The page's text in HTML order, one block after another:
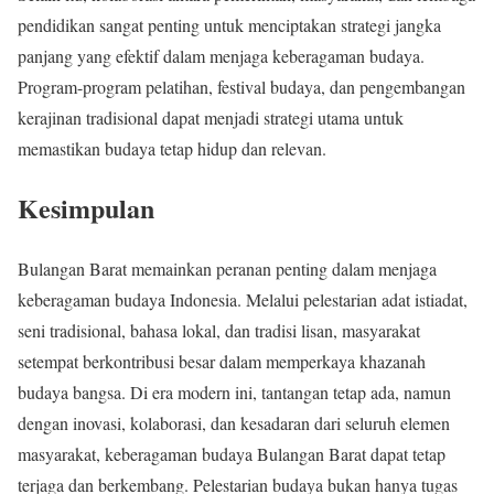
pendidikan sangat penting untuk menciptakan strategi jangka
panjang yang efektif dalam menjaga keberagaman budaya.
Program-program pelatihan, festival budaya, dan pengembangan
kerajinan tradisional dapat menjadi strategi utama untuk
memastikan budaya tetap hidup dan relevan.
Kesimpulan
Bulangan Barat memainkan peranan penting dalam menjaga
keberagaman budaya Indonesia. Melalui pelestarian adat istiadat,
seni tradisional, bahasa lokal, dan tradisi lisan, masyarakat
setempat berkontribusi besar dalam memperkaya khazanah
budaya bangsa. Di era modern ini, tantangan tetap ada, namun
dengan inovasi, kolaborasi, dan kesadaran dari seluruh elemen
masyarakat, keberagaman budaya Bulangan Barat dapat tetap
terjaga dan berkembang. Pelestarian budaya bukan hanya tugas